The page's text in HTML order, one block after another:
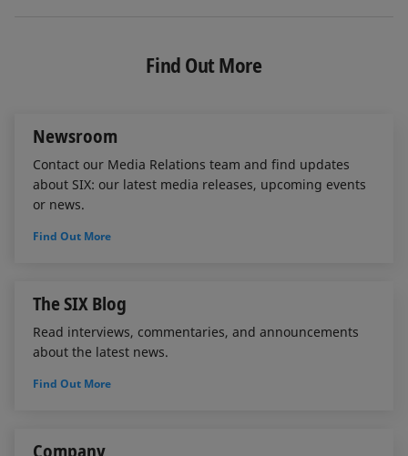
e
d
b
o
l
Find Out More
Newsroom
Contact our Media Relations team and find updates
about SIX: our latest media releases, upcoming events
or news.
Find Out More
The SIX Blog
Read interviews, commentaries, and announcements
about the latest news.
Find Out More
Company